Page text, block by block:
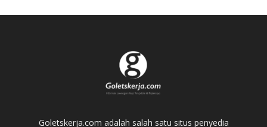
Goletskerja.com adalah salah satu situs penyedia